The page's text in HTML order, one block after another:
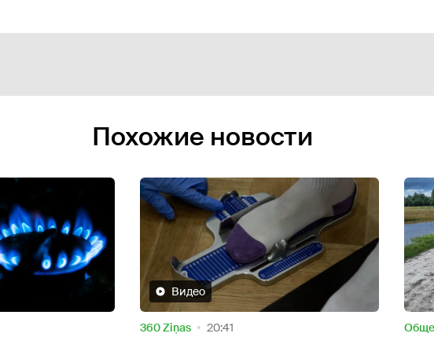
Похожие новости
Oбщество 17:47